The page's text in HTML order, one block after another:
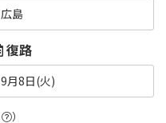
広島
復路
9月8日(火)
）